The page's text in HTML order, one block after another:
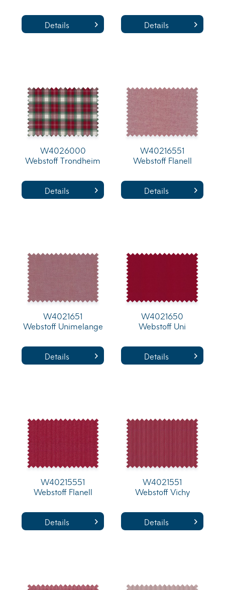
Details Details
W4026000
Webstoff Trondheim
Details
W40216551
Webstoff Flanell
Details
W4021651
Webstoff Unimelange
Details
W4021650
Webstoff Uni
Details
W40215551
Webstoff Flanell
Details
W4021551
Webstoff Vichy
Details